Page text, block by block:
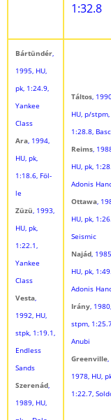
1:32.8
Bártündér,
1995, HU,
pk, 1:24.9,
Yankee
Class
Ara, 1994,
HU, pk,
1:18.6, Föl-
le
Züzü, 1993,
HU, pk,
1:22.1,
Yankee
Class
Vesta,
1992, HU,
stpk, 1:19.1,
Endless
Sands
Szerenád,
1989, HU,
Táltos,
HU, p/stpm,
1:28.8,
Reims,
HU, pk,
Adonis
Ottawa,
HU, pk,
Seismic
Najád,
HU, pk,
Adonis
Irány,
stpm,
Anubi
Greenville,
1978, HU,
1:22.7,